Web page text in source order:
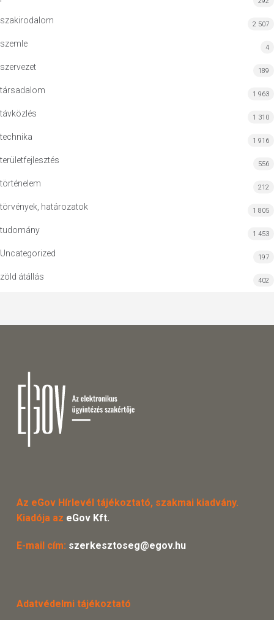
szakirodalom 2 507
szemle 4
szervezet 189
társadalom 1 963
távközlés 1 310
technika 1 916
területfejlesztés 556
történelem 212
törvények, határozatok 1 805
tudomány 1 453
Uncategorized 197
zöld átállás 402
Az eGov Hírlevél tájékoztató, szakmai kiadvány.
Kiadója az eGov Kft.
E-mail cím: szerkesztoseg@egov.hu
Adatvédelmi tájékoztató